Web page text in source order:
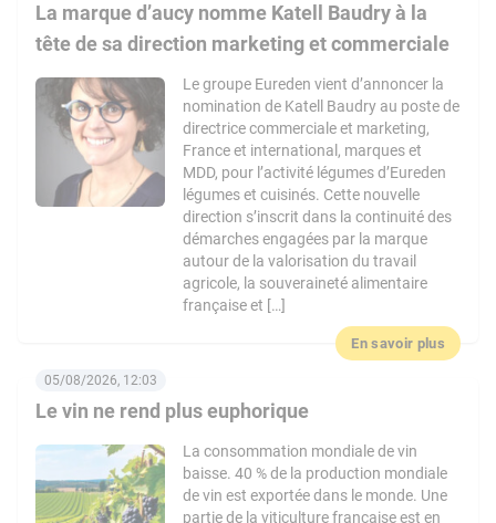
La marque d’aucy nomme Katell Baudry à la
tête de sa direction marketing et commerciale
Le groupe Eureden vient d’annoncer la
nomination de Katell Baudry au poste de
directrice commerciale et marketing,
France et international, marques et
MDD, pour l’activité légumes d’Eureden
légumes et cuisinés. Cette nouvelle
direction s’inscrit dans la continuité des
démarches engagées par la marque
autour de la valorisation du travail
agricole, la souveraineté alimentaire
française et […]
En savoir plus
Le vin ne rend plus euphorique
05/08/2026, 12:03
La consommation mondiale de vin
baisse. 40 % de la production mondiale
de vin est exportée dans le monde. Une
partie de la viticulture française est en